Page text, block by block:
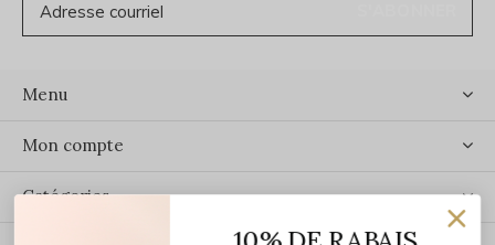
Menu
Mon compte
Catégories